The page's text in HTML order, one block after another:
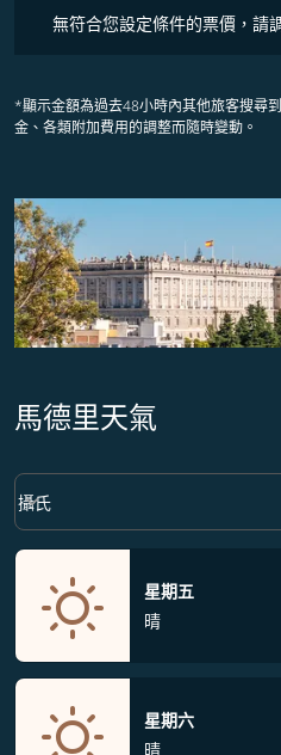
無符合您設定條件的票價，請
*顯示金額為過去48小時內其他旅客搜尋
金、各類附加費用的調整而隨時變動。
馬德里天氣
Weather unit option 攝氏
攝氏
keyboard_arrow_down
星期五
晴
星期六
晴